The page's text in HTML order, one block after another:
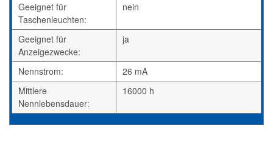
Geeignet für
Taschenleuchten:
nein
Geeignet für
Anzeigezwecke:
ja
Nennstrom:
26 mA
Mittlere
Nennlebensdauer:
16000 h